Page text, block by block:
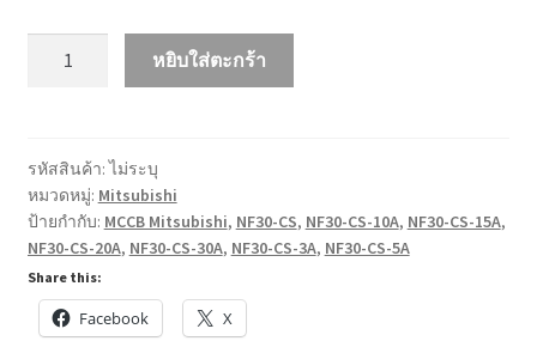
NF30-
CS
ชิ้น
หยิบใส่ตะกร้า
รหัสสินค้า:ไม่ระบุ
หมวดหมู่: Mitsubishi
ป้ายกำกับ: MCCB Mitsubishi, NF30-CS, NF30-CS-10A, NF30-CS-15A,
NF30-CS-20A, NF30-CS-30A, NF30-CS-3A, NF30-CS-5A
Share this:
Facebook X